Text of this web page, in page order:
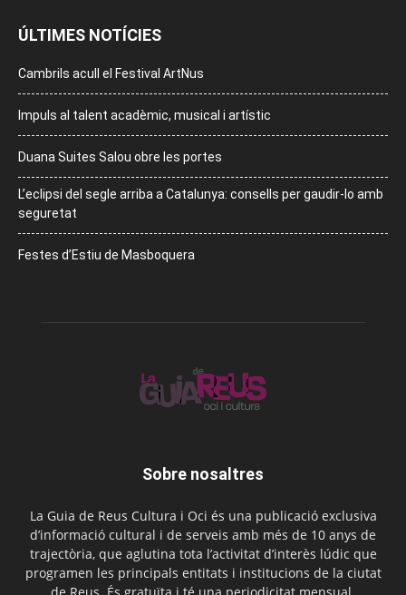
ÚLTIMES NOTÍCIES
Cambrils acull el Festival ArtNus
Impuls al talent acadèmic, musical i artístic
Duana Suites Salou obre les portes
L’eclipsi del segle arriba a Catalunya: consells per gaudir-lo amb
seguretat
Festes d’Estiu de Masboquera
Sobre nosaltres
La Guia de Reus Cultura i Oci és una publicació exclusiva
d’informació cultural i de serveis amb més de 10 anys de
trajectòria, que aglutina tota l’activitat d’interès lúdic que
programen les principals entitats i institucions de la ciutat
de Reus. És gratuïta i té una periodicitat mensual.